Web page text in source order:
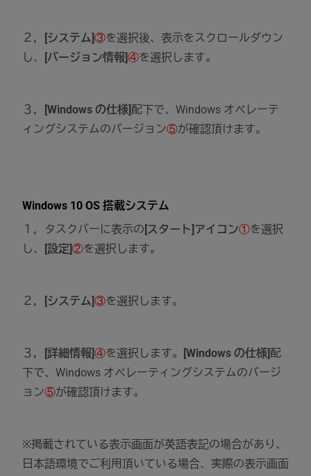
２， [システム]③を選択後、表示をスクロールダウン
し、
[バージョン情報]④を選択します。
３， [Windows の仕様]配下で、Windows オペレーテ
ィングシステムのバージョン⑤が確認頂けます。
Windows 10 OS 搭載システム
１，タスクバーに表示の [スタート]アイコン①を選択
し、
[設定]②を選択します。
２， [システム]③を選択します。
３， [詳細情報]④を選択します。 [Windows の仕様] 配
下で、Windows オペレーティングシステムのバージ
ョン⑤が確認頂けます。
※掲載されている表示画面が英語表記の場合があり、
日本語環境でご利用頂いている場合、実際の表示画面